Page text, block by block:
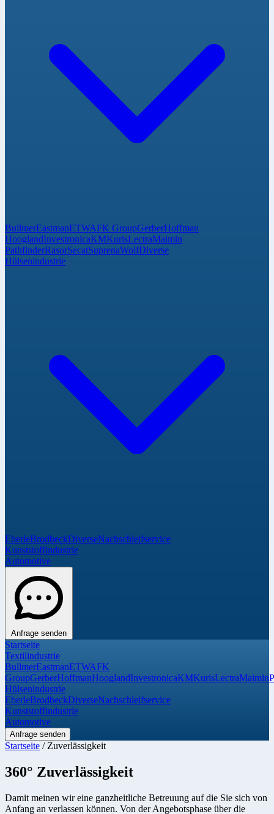
BullmerEastmanETWAFK GroupGerberHoffman
HooglandInvestronicaKMKurisLectraMaimin
PathfinderRasorSecatSuprenaWolfDiverse
Hülsenindustrie
EberleBrodbeckDiverseNachschleifservice
Kunststoffindustrie
Automotive
Anfrage senden
Startseite
Textilindustrie
BullmerEastmanETWAFK
GroupGerberHoffmanHooglandInvestronicaKMKurisLectraMaimin
Hülsenindustrie
EberleBrodbeckDiverseNachschleifservice
Kunststoffindustrie
Automotive
Anfrage senden
Startseite / Zuverlässigkeit
360° Zuverlässigkeit
Damit meinen wir eine ganzheitliche Betreuung auf die Sie sich von
Anfang an verlassen können. Von der Angebotsphase über die